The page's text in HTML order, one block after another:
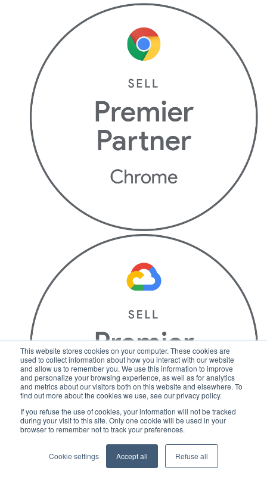
This website stores cookies on your computer. These cookies are
used to collect information about how you interact with our website
and allow us to remember you. We use this information to improve
and personalize your browsing experience, as well as for analytics
and metrics about our visitors both on this website and elsewhere. To
find out more about the cookies we use, see our privacy policy.
If you refuse the use of cookies, your information will not be tracked
during your visit to this site. Only one cookie will be used in your
browser to remember not to track your preferences.
Cookie settings Accept all Refuse all